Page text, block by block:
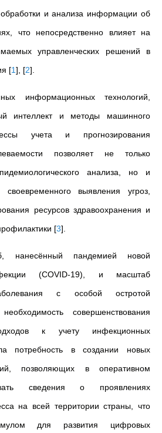
и анализа информации об
что непосредственно влияет на
управленческих решений в
[1] [2]
информационных технологий,
интеллект и методы машинного
учета и прогнозирования
позволяет не только
анализа, но и
выявления угроз,
ресурсов здравоохранения и
[3]
нанесённый пандемией новой
(COVID-19), и масштаб
с особой остротой
совершенствования
к учету инфекционных
потребность в создании новых
позволяющих в оперативном
сведения о проявлениях
на всей территории страны, что
для развития цифровых